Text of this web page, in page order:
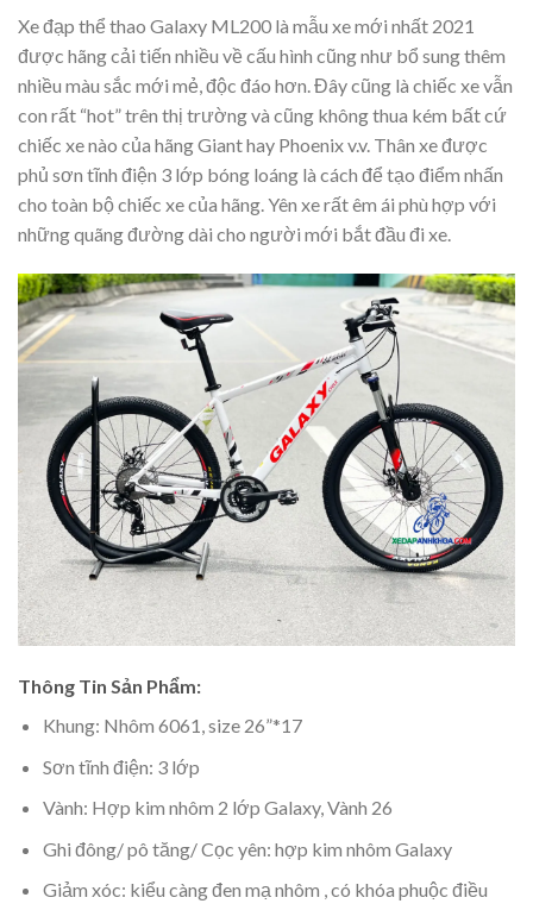
Xe đạp thể thao Galaxy ML200 là mẫu xe mới nhất 2021
được hãng cải tiến nhiều về cấu hình cũng như bổ sung thêm
nhiều màu sắc mới mẻ, độc đáo hơn. Đây cũng là chiếc xe vẫn
con rất “hot” trên thị trường và cũng không thua kém bất cứ
chiếc xe nào của hãng Giant hay Phoenix v.v. Thân xe được
phủ sơn tĩnh điện 3 lớp bóng loáng là cách để tạo điểm nhấn
cho toàn bộ chiếc xe của hãng. Yên xe rất êm ái phù hợp với
những quãng đường dài cho người mới bắt đầu đi xe.
Thông Tin Sản Phẩm:
Khung: Nhôm 6061, size 26”*17
Sơn tĩnh điện: 3 lớp
Vành: Hợp kim nhôm 2 lớp Galaxy, Vành 26
Ghi đông/ pô tăng/ Cọc yên: hợp kim nhôm Galaxy
Giảm xóc: kiểu càng đen mạ nhôm , có khóa phuộc điều